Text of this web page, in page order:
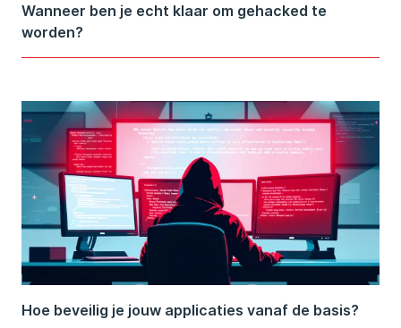
Wanneer ben je echt klaar om gehacked te
worden?
Hoe beveilig je jouw applicaties vanaf de basis?